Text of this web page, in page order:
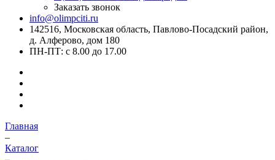
Заказать звонок
info@olimpciti.ru
142516, Московская область, Павлово-Посадский район,
д. Алферово, дом 180
ПН-ПТ: с 8.00 до 17.00
Главная
–
Каталог